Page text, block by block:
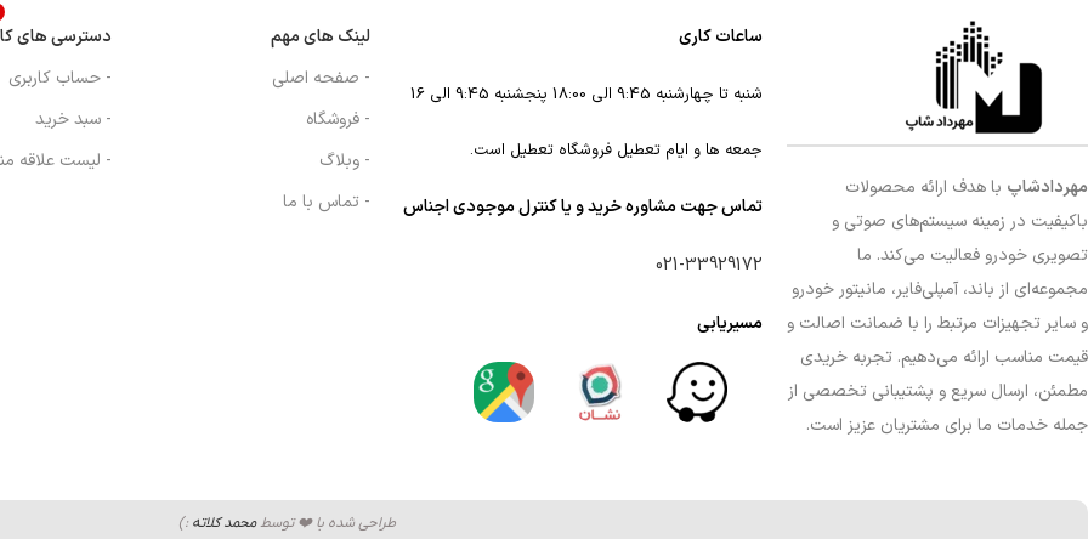
مهردادشاپ با هدف ارائه محصولات
باکیفیت در زمینه سیستم‌های صوتی و
تصویری خودرو فعالیت می‌کند. ما
مجموعه‌ای از باند، آمپلی‌فایر، مانیتور خودرو
و سایر تجهیزات مرتبط را با ضمانت اصالت و
قیمت مناسب ارائه می‌دهیم. تجربه خریدی
مطمئن، ارسال سریع و پشتیبانی تخصصی از
جمله خدمات ما برای مشتریان عزیز است.
ساعات کاری
شنبه تا چهارشنبه 9:45 الی 18:00 پنجشنبه 9:45 الی 16
جمعه ها و ایام تعطیل فروشگاه تعطیل است.
تماس جهت مشاوره خرید و یا کنترل موجودی اجناس
021-33929172
مسیریابی
لینک های مهم
- صفحه اصلی
- فروشگاه
- وبلاگ
- تماس با ما
دسترسی های
- حساب کاربری
- سبد خرید
- لیست علاقه
طراحی شده با ❤️ توسطمحمد کلاته :)